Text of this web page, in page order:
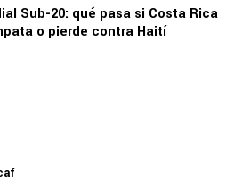
Sub-20: qué pasa si Costa Rica
o pierde contra Haití